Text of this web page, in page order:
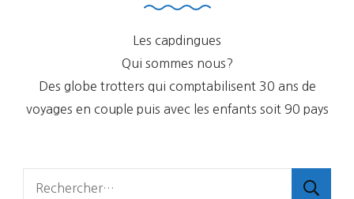
Les capdingues
Qui sommes nous?
Des globe trotters qui comptabilisent 30 ans de
voyages en couple puis avec les enfants soit 90 pays